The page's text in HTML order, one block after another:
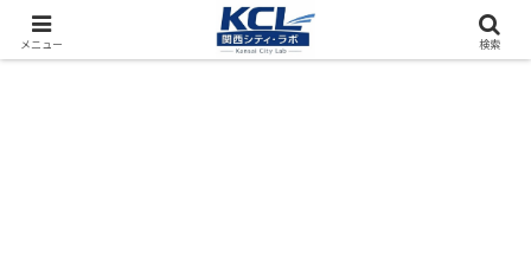
都市再開発をフィールド調査（累計アクセス数4000万PV）
メニュー 検索